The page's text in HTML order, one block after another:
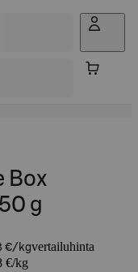
Box
g
€/kgvertailuhinta
€/kg